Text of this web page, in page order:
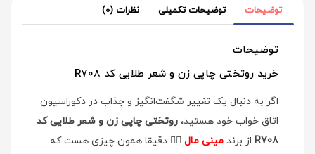
توضیحات توضیحات تکمیلی نظرات (0)
توضیحات
خرید روتختی چاپی زن و شعر طلایی کد R708
اگر به دنبال یک تغییر شگفت‌انگیز و جذاب در دکوراسیون
اتاق خواب خود هستید، روتختی چاپی زن و شعر طلایی کد
R708 از برند مینی مال 👉🏻 دقیقا همون چیزی هست که